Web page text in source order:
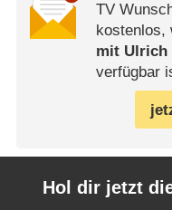
TV
kostenlos,
mit Ulrich
verfügbar
Hol dir jetzt